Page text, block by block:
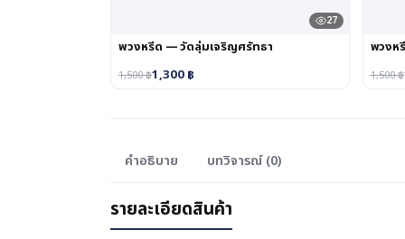
27
พวงหรีด — วัดลุ่มเจริญศรัทธา
1,500฿1,300 ฿
พวงห
1,500฿
คำอธิบาย บทวิจารณ์ (0)
รายละเอียดสินค้า